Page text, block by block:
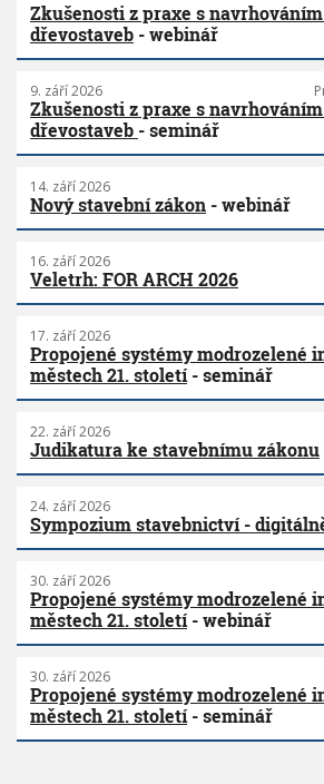
Zkušenosti z praxe s
dřevostaveb - webinář
9. září 2026
Zkušenosti z praxe s
dřevostaveb - seminář
14. září 2026
Nový stavební zákon - webinář
16. září 2026
Veletrh: FOR ARCH 2026
17. září 2026
Propojené systémy modrozelené
městech 21. století - seminář
22. září 2026
Judikatura ke stavebnímu zákonu
24. září 2026
Sympozium stavebnictví -
30. září 2026
Propojené systémy modrozelené
městech 21. století - webinář
30. září 2026
Propojené systémy modrozelené
městech 21. století - seminář